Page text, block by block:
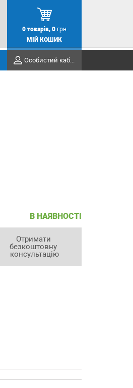
0 товарів, 0 грн
МІЙ КОШИК
Особистий кабінет
В НАЯВНОСТІ
Отримати
безкоштовну
консультацію